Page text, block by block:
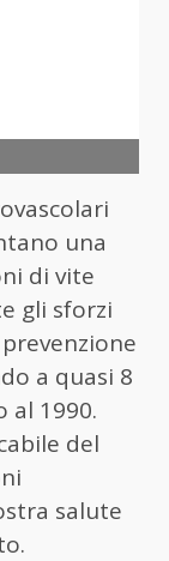
una
di vite
gli sforzi
a quasi 8
al 1990.
del
salute